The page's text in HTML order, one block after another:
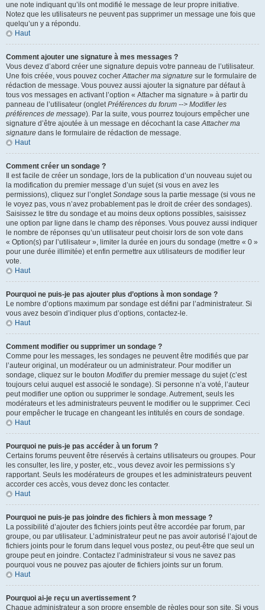
une note indiquant qu’ils ont modifié le message de leur propre initiative.
Notez que les utilisateurs ne peuvent pas supprimer un message une fois que
quelqu’un y a répondu.
Haut
Comment ajouter une signature à mes messages ?
Vous devez d’abord créer une signature depuis votre panneau de l’utilisateur.
Une fois créée, vous pouvez cocherAttacher ma signature sur le formulaire de
rédaction de message. Vous pouvez aussi ajouter la signature par défaut à
tous vos messages en activant l’option « Attacher ma signature » à partir du
panneau de l’utilisateur (ongletPréférences du forum --> Modifier les
préférences de message). Par la suite, vous pourrez toujours empêcher une
signature d’être ajoutée à un message en décochant la caseAttacher ma
signature dans le formulaire de rédaction de message.
Haut
Comment créer un sondage ?
Il est facile de créer un sondage, lors de la publication d’un nouveau sujet ou
la modification du premier message d’un sujet (si vous en avez les
permissions), cliquez sur l’ongletSondage sous la partie message (si vous ne
le voyez pas, vous n’avez probablement pas le droit de créer des sondages).
Saisissez le titre du sondage et au moins deux options possibles, saisissez
une option par ligne dans le champ des réponses. Vous pouvez aussi indiquer
le nombre de réponses qu’un utilisateur peut choisir lors de son vote dans
« Option(s) par l’utilisateur », limiter la durée en jours du sondage (mettre « 0 »
pour une durée illimitée) et enfin permettre aux utilisateurs de modifier leur
vote.
Haut
Pourquoi ne puis-je pas ajouter plus d’options à mon sondage ?
Le nombre d’options maximum par sondage est défini par l’administrateur. Si
vous avez besoin d’indiquer plus d’options, contactez-le.
Haut
Comment modifier ou supprimer un sondage ?
Comme pour les messages, les sondages ne peuvent être modifiés que par
l’auteur original, un modérateur ou un administrateur. Pour modifier un
sondage, cliquez sur le bouton Modifierdu premier message du sujet (c’est
toujours celui auquel est associé le sondage). Si personne n’a voté, l’auteur
peut modifier une option ou supprimer le sondage. Autrement, seuls les
modérateurs et les administrateurs peuvent le modifier ou le supprimer. Ceci
pour empêcher le trucage en changeant les intitulés en cours de sondage.
Haut
Pourquoi ne puis-je pas accéder à un forum ?
Certains forums peuvent être réservés à certains utilisateurs ou groupes. Pour
les consulter, les lire, y poster, etc., vous devez avoir les permissions s’y
rapportant. Seuls les modérateurs de groupes et les administrateurs peuvent
accorder ces accès, vous devez donc les contacter.
Haut
Pourquoi ne puis-je pas joindre des fichiers à mon message ?
La possibilité d’ajouter des fichiers joints peut être accordée par forum, par
groupe, ou par utilisateur. L’administrateur peut ne pas avoir autorisé l’ajout de
fichiers joints pour le forum dans lequel vous postez, ou peut-être que seul un
groupe peut en joindre. Contactez l’administrateur si vous ne savez pas
pourquoi vous ne pouvez pas ajouter de fichiers joints sur un forum.
Haut
Pourquoi ai-je reçu un avertissement ?
Chaque administrateur a son propre ensemble de règles pour son site. Si vous